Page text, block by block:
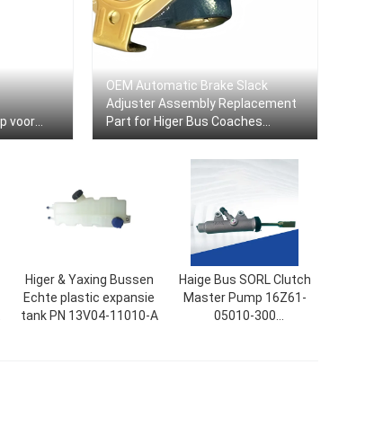
voor
OEM Automatic Brake Slack
Adjuster Assembly Replacement
Part for Higer Bus Coaches
Commercial Vehicle
Higer & Yaxing Bussen
Echte plastic expansie
tank PN 13V04-11010-A
Haige Bus SORL Clutch
Master Pump 16Z61-
05010-300